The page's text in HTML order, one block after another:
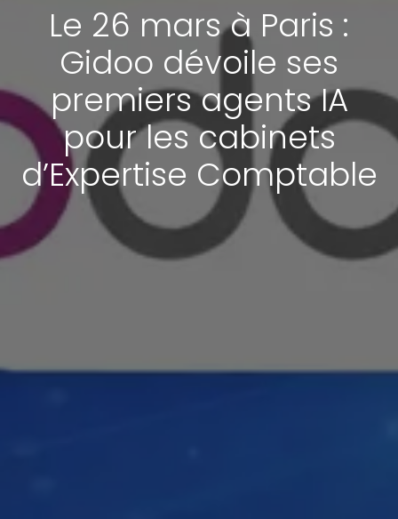
Le 26 mars à Paris :
Gidoo dévoile ses
premiers agents IA
pour les cabinets
d’Expertise Comptable